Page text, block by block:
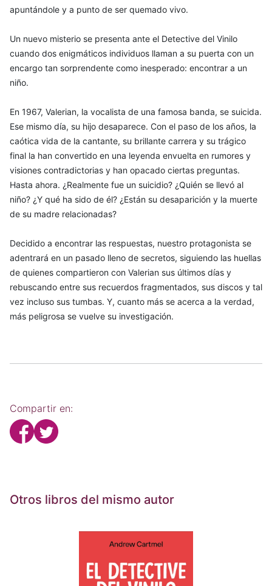
apuntándole y a punto de ser quemado vivo.
Un nuevo misterio se presenta ante el Detective del Vinilo
cuando dos enigmáticos individuos llaman a su puerta con un
encargo tan sorprendente como inesperado: encontrar a un
niño.
En 1967, Valerian, la vocalista de una famosa banda, se suicida.
Ese mismo día, su hijo desaparece. Con el paso de los años, la
caótica vida de la cantante, su brillante carrera y su trágico
final la han convertido en una leyenda envuelta en rumores y
visiones contradictorias y han opacado ciertas preguntas.
Hasta ahora. ¿Realmente fue un suicidio? ¿Quién se llevó al
niño? ¿Y qué ha sido de él? ¿Están su desaparición y la muerte
de su madre relacionadas?
Decidido a encontrar las respuestas, nuestro protagonista se
adentrará en un pasado lleno de secretos, siguiendo las huellas
de quienes compartieron con Valerian sus últimos días y
rebuscando entre sus recuerdos fragmentados, sus discos y tal
vez incluso sus tumbas. Y, cuanto más se acerca a la verdad,
más peligrosa se vuelve su investigación.
Compartir en:
Otros libros del mismo autor